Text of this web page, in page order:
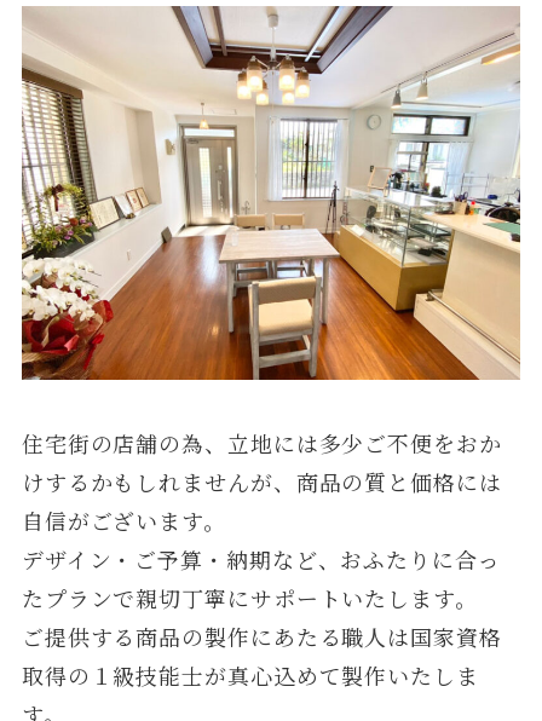
住宅街の店舗の為、立地には多少ご不便をおか
けするかもしれませんが、商品の質と価格には
自信がございます。
デザイン・ご予算・納期など、おふたりに合っ
たプランで親切丁寧にサポートいたします。
ご提供する商品の製作にあたる職人は国家資格
取得の１級技能士が真心込めて製作いたしま
す。